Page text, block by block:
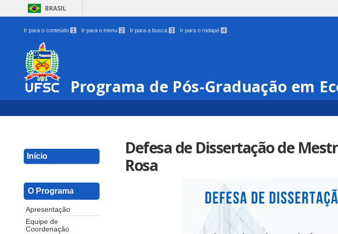
BRASIL
Ir para o conteúdo 1 Ir para o menu 2 Ir para a busca 3 Ir para o rodapé 4
Programa de Pós-Graduação em
Início
O Programa
Apresentação
Equipe de
Coordenação
Defesa de Dissertação de
Rosa